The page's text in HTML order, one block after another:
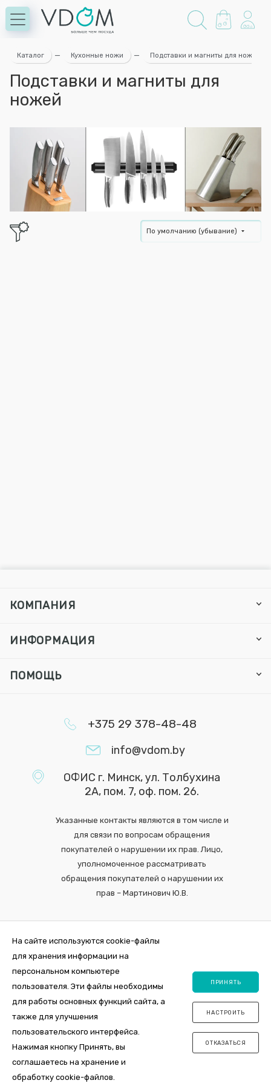
Каталог — Кухонные ножи — Подставки и магниты для ножей
Подставки и магниты для
ножей
По умолчанию (убывание)
КОМПАНИЯ
ИНФОРМАЦИЯ
ПОМОЩЬ
+375 29 378-48-48
info@vdom.by
ОФИС г. Минск, ул. Толбухина
2А, пом. 7, оф. пом. 26.
Указанные контакты являются в том числе и
для связи по вопросам обращения
покупателей о нарушении их прав. Лицо,
уполномоченное рассматривать
обращения покупателей о нарушении их
прав – Мартинович Ю.В.
2026 © Интернет-магазин VDOM.by Регистрация в торговом реестре
№464356 от 31 октября 2019. ООО "ПосудаЛэнд", юр.адрес 220012,
Республика Беларусь, г. Минск , ул. Толбухина, 2а, пом. 7, оф. пом. 26.
Свидетельство о государственной регистрации 0144163 от 11.10.2017,
УНП 192981385, Мингорисполком.
На сайте используются cookie-файлы
для хранения информации на
персональном компьютере
пользователя. Эти файлы необходимы
для работы основных функций сайта, а
также для улучшения
пользовательского интерфейса.
Нажимая кнопку Принять, вы
соглашаетесь на хранение и
обработку cookie-файлов.
ПРИНЯТЬ
НАСТРОИТЬ
ОТКАЗАТЬСЯ